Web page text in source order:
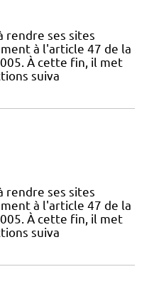
rendre ses sites
à l'article 47 de la
À cette fin, il met
suiva
rendre ses sites
à l'article 47 de la
À cette fin, il met
suiva